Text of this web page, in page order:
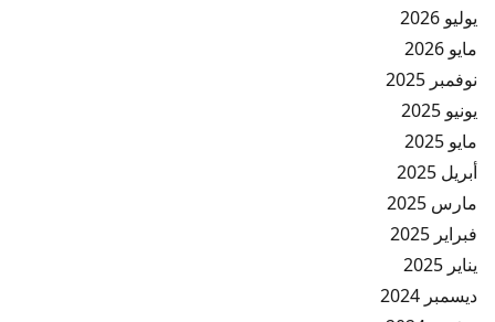
يوليو 2026
مايو 2026
نوفمبر 2025
يونيو 2025
مايو 2025
أبريل 2025
مارس 2025
فبراير 2025
يناير 2025
ديسمبر 2024